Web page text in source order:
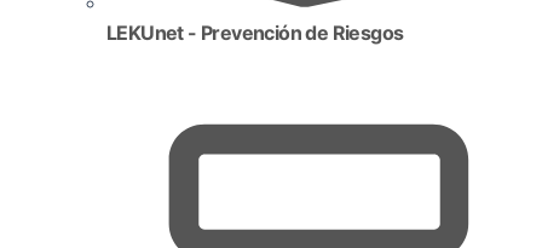
LEKUnet - Prevención de Riesgos